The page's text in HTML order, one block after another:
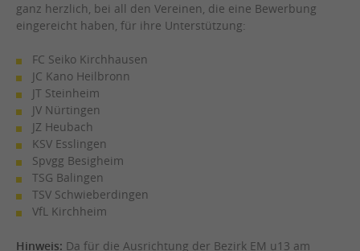
ganz herzlich, bei all den Vereinen, die eine Bewerbung
eingereicht haben, für ihre Unterstützung:
FC Seiko Kirchhausen
JC Kano Heilbronn
JT Steinheim
JV Nürtingen
JZ Heubach
KSV Esslingen
Spvgg Besigheim
TSG Balingen
TSV Schwieberdingen
VfL Kirchheim
Hinweis: Da für die Ausrichtung der Bezirk EM u13 am